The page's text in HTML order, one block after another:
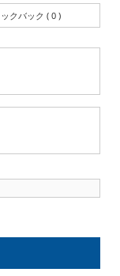
ックバック ( 0 )